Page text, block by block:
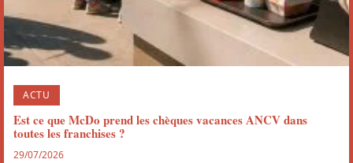
ACTU
Est ce que McDo prend les chèques vacances ANCV dans
toutes les franchises ?
29/07/2026